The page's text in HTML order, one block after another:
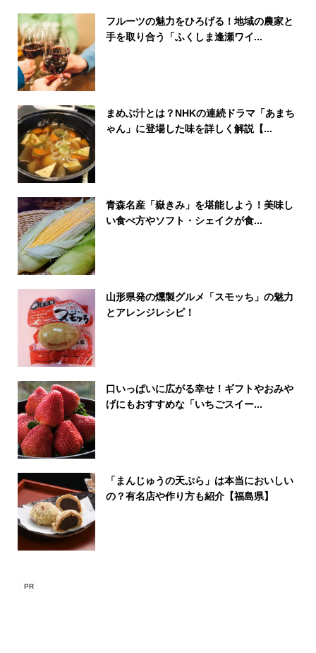
フルーツの魅力をひろげる！地域の農家と
手を取り合う「ふくしま逢瀬ワイ...
まめぶ汁とは？NHKの連続ドラマ「あまち
ゃん」に登場した味を詳しく解説【...
青森名産「嶽きみ」を堪能しよう！美味し
い食べ方やソフト・シェイクが食...
山形県発の燻製グルメ「スモッち」の魅力
とアレンジレシピ！
口いっぱいに広がる幸せ！ギフトやおみや
げにもおすすめな「いちごスイー...
「まんじゅうの天ぷら」は本当においしい
の？有名店や作り方も紹介【福島県】